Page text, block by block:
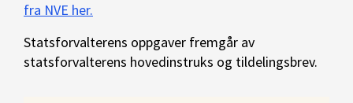
fra NVE her.
Statsforvalterens oppgaver fremgår av
statsforvalterens hovedinstruks og tildelingsbrev.